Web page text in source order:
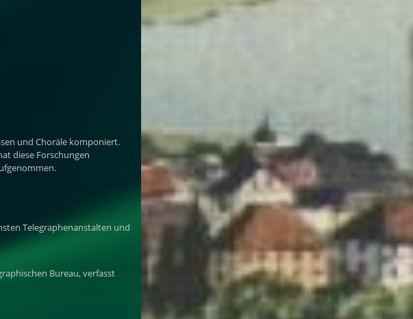
und Choräle komponiert.
diese Forschungen
Telegraphenanstalten und
Bureau, verfasst